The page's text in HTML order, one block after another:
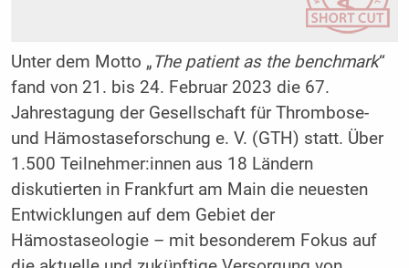
Unter dem Motto „The patient as the benchmark“
fand von 21. bis 24. Februar 2023 die 67.
Jahrestagung der Gesellschaft für Thrombose-
und Hämostaseforschung e. V. (GTH) statt. Über
1.500 Teilnehmer:innen aus 18 Ländern
diskutierten in Frankfurt am Main die neuesten
Entwicklungen auf dem Gebiet der
Hämostaseologie – mit besonderem Fokus auf